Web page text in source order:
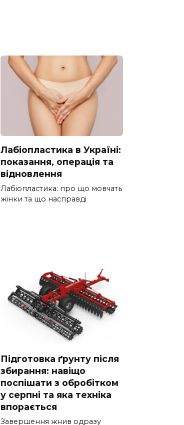
Лабіопластика в Україні:
показання, операція та
відновлення
Лабіопластика: про що мовчать
жінки та що насправді
Підготовка ґрунту після
збирання: навіщо
поспішати з обробітком
у серпні та яка техніка
впорається
Завершення жнив одразу